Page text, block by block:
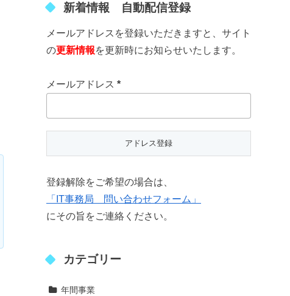
新着情報 自動配信登録
メールアドレスを登録いただきますと、サイト
の更新情報を更新時にお知らせいたします。
メールアドレス *
登録解除をご希望の場合は、
「IT事務局 問い合わせフォーム」
にその旨をご連絡ください。
カテゴリー
年間事業